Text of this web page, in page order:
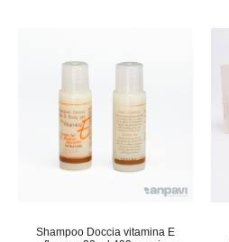
Shampoo Doccia vitamina E